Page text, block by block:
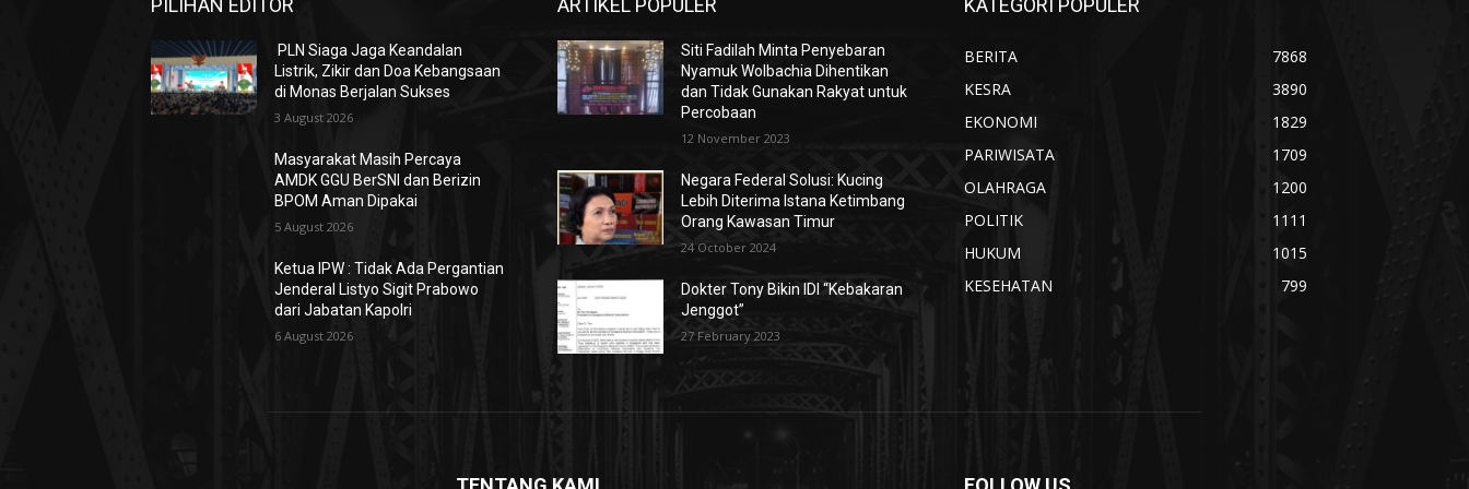
PILIHAN EDITOR
PLN Siaga Jaga Keandalan
Listrik, Zikir dan Doa Kebangsaan
di Monas Berjalan Sukses
3 August 2026
Masyarakat Masih Percaya
AMDK GGU BerSNI dan Berizin
BPOM Aman Dipakai
5 August 2026
Ketua IPW : Tidak Ada Pergantian
Jenderal Listyo Sigit Prabowo
dari Jabatan Kapolri
6 August 2026
ARTIKEL POPULER
Siti Fadilah Minta Penyebaran
Nyamuk Wolbachia Dihentikan
dan Tidak Gunakan Rakyat untuk
Percobaan
12 November 2023
Negara Federal Solusi: Kucing
Lebih Diterima Istana Ketimbang
Orang Kawasan Timur
24 October 2024
Dokter Tony Bikin IDI “Kebakaran
Jenggot”
27 February 2023
KATEGORI POPULER
BERITA
7868
KESRA
3890
EKONOMI
1829
PARIWISATA
1709
OLAHRAGA
1200
POLITIK
1111
HUKUM
1015
KESEHATAN
799